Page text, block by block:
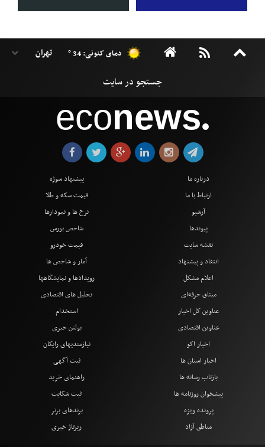
دمای کنونی: 34 °
econews●
درباره ما
ارتباط با ما
آرشیو
پیوندها
نقشه سایت
انتقاد و پیشنهاد
اعلام مشکل
میثاق حرفه‌ای
پیشنهاد سوژه
قیمت سکه و طلا
نرخ ها و نمودارها
شاخص بورس
قیمت خودرو
آمار و شاخص ها
رویدادها و نمایشگاهها
تحلیل های اقتصادی
عناوین کل اخبار
عناوین اقتصادی
اخبار اکو
اخبار استان ها
بازتاب رسانه ها
پیشخوان روزنامه ها
پرونده ویژه
مناطق آزاد
استخدام
بولتن خبری
نیازمندیهای رایگان
ثبت آگهی
راهنمای خرید
ثبت شکایت
برندهای برتر
رپرتاژ خبری